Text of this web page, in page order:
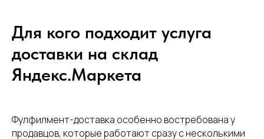
Для кого подходит услуга
доставки на склад
Яндекс.Маркета
Фулфилмент-доставка особенно востребована у
продавцов, которые работают сразу с несколькими